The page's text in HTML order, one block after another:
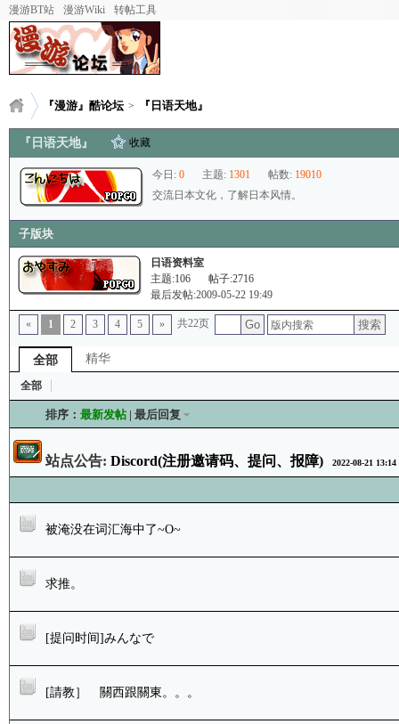
漫游BT站 漫游Wiki 转帖工具
『漫游』酷论坛 > 『日语天地』
『日语天地』 收藏
今日: 0 主题: 1301 帖数: 19010
交流日本文化，了解日本风情。
子版块
日语资料室
主题:106
帖子:2716
最后发帖:2009-05-22 19:49
« 1 2 3 4 5 » 共22页 Go 搜索
全部 精华
全部
排序： 最新发帖| 最后回复
站点公告: Discord(注册邀请码、提问、报障) 2022-08-21 13:14
被淹没在词汇海中了~O~
求推。
[提问时间]みんなで
[請教］ 關西跟關東。。。